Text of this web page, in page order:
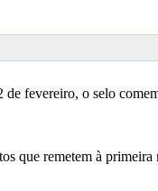
fevereiro, o selo
que remetem à primeira